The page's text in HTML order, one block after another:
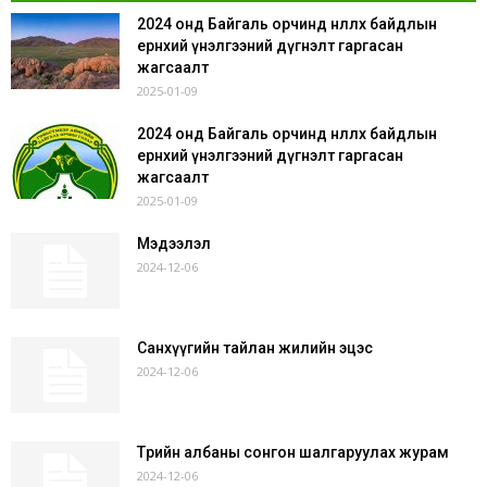
2024 онд Байгаль орчинд нөлөөлөх байдлын
ерөнхий үнэлгээний дүгнэлт гаргасан
жагсаалт
2025-01-09
2024 онд Байгаль орчинд нөлөөлөх байдлын
ерөнхий үнэлгээний дүгнэлт гаргасан
жагсаалт
2025-01-09
Мэдээлэл
2024-12-06
Санхүүгийн тайлан жилийн эцэс
2024-12-06
Төрийн албаны сонгон шалгаруулах журам
2024-12-06